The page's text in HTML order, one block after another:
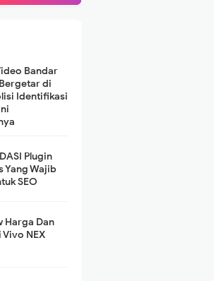
Bandar
di
Identifikasi
Plugin
Yang Wajib
SEO
Harga Dan
NEX